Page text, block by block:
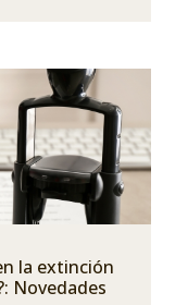
la extinción
Novedades